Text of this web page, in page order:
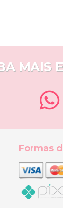
MAIS
Formas